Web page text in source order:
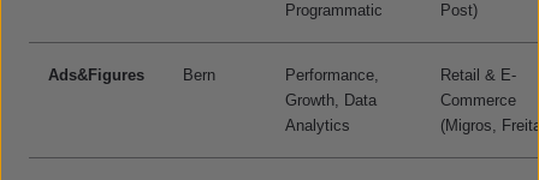
Programmatic
Post)
Ads&Figures Bern
Performance,
Growth, Data
Analytics
Retail & E-
Commerce
(Migros,